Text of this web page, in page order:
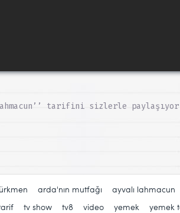
tarifini sizlerle
arda'nın mutfağı ayvalı lahmacun
tv show tv8 video yemek yemek